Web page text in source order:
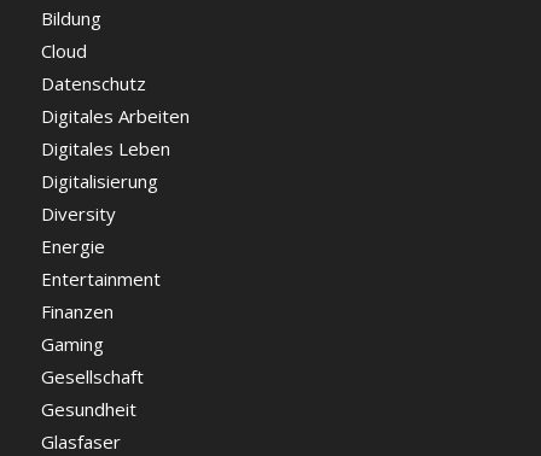
Bildung
Cloud
Datenschutz
Digitales Arbeiten
Digitales Leben
Digitalisierung
Diversity
Energie
Entertainment
Finanzen
Gaming
Gesellschaft
Gesundheit
Glasfaser